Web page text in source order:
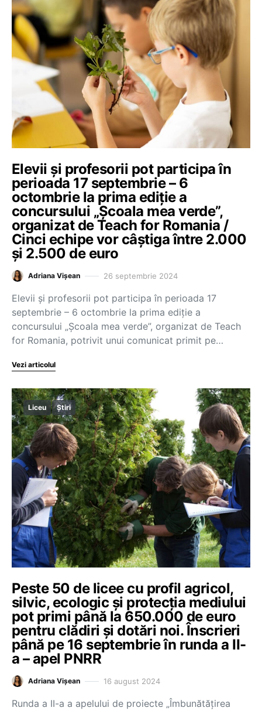
Elevii și profesorii pot participa în
perioada 17 septembrie – 6
octombrie la prima ediție a
concursului „Școala mea verde”,
organizat de Teach for Romania /
Cinci echipe vor câștiga între 2.000
și 2.500 de euro
Adriana Vișean 26 septembrie 2024
Elevii și profesorii pot participa în perioada 17
septembrie – 6 octombrie la prima ediție a
concursului „Școala mea verde”, organizat de Teach
for Romania, potrivit unui comunicat primit pe…
Vezi articolul
Liceu Știri
Peste 50 de licee cu profil agricol,
silvic, ecologic și protecția mediului
pot primi până la 650.000 de euro
pentru clădiri și dotări noi. Înscrieri
până pe 16 septembrie în runda a II-
a – apel PNRR
Adriana Vișean 16 august 2024
Runda a II-a a apelului de proiecte „Îmbunătățirea